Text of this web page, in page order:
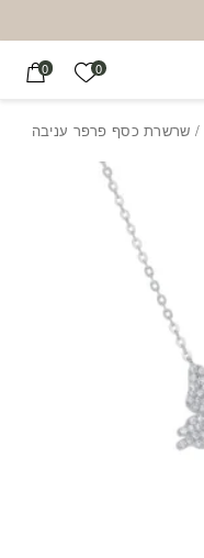
0 הרשימה
0
/ שרשרת כסף פרפר עניבה